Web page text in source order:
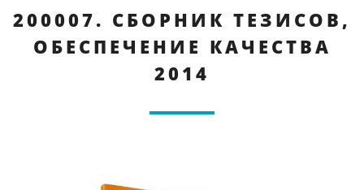
200007. СБОРНИК ТЕЗИСОВ,
ОБЕСПЕЧЕНИЕ КАЧЕСТВА
2014